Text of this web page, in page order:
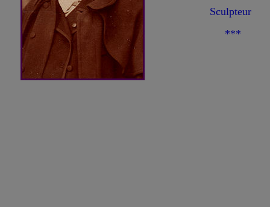
Sculpteur
***